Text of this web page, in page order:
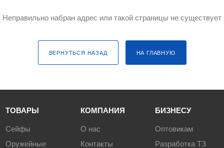
Неправильно набран адрес или такой страницы не существует
ВЕРНУТЬСЯ НАЗАД НА ГЛАВНУЮ
ТОВАРЫ
Сейфы
Оружейные
КОМПАНИЯ
О нас
Контакты
БИЗНЕСУ
Оптовикам
Разработка ТЗ